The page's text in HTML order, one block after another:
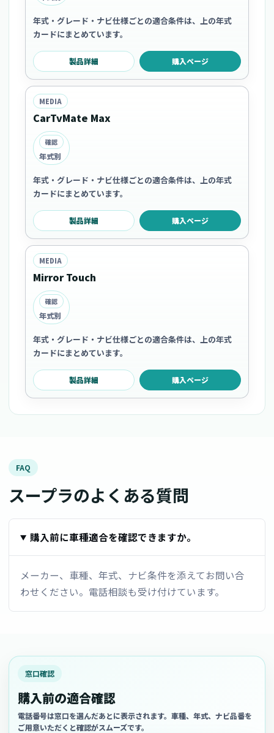
年式・グレード・ナビ仕様ごとの適合条件は、上の年式
カードにまとめています。
製品詳細 購入ページ
MEDIA
CarTvMate Max
確認
年式別
年式・グレード・ナビ仕様ごとの適合条件は、上の年式
カードにまとめています。
製品詳細 購入ページ
MEDIA
Mirror Touch
確認
年式別
年式・グレード・ナビ仕様ごとの適合条件は、上の年式
カードにまとめています。
製品詳細 購入ページ
FAQ
スープラのよくある質問
購入前に車種適合を確認できますか。
メーカー、車種、年式、ナビ条件を添えてお問い合
わせください。電話相談も受け付けています。
窓口確認
購入前の適合確認
電話番号は窓口を選んだあとに表示されます。車種、年式、ナビ品番を
ご用意いただくと確認がスムーズです。